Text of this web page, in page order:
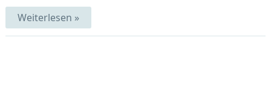
Beseelte
Blätter
Weiterlesen »